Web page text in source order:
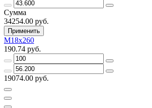
Сумма
34254.00 руб.
Применить
М18х260
190.74 руб.
19074.00 руб.